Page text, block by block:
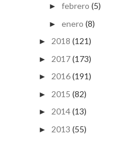
► febrero (5)
► enero (8)
► 2018 (121)
► 2017(173)
► 2016(191)
► 2015 (82)
► 2014(13)
► 2013 (55)